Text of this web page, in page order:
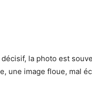
la photo est
une image floue, mal